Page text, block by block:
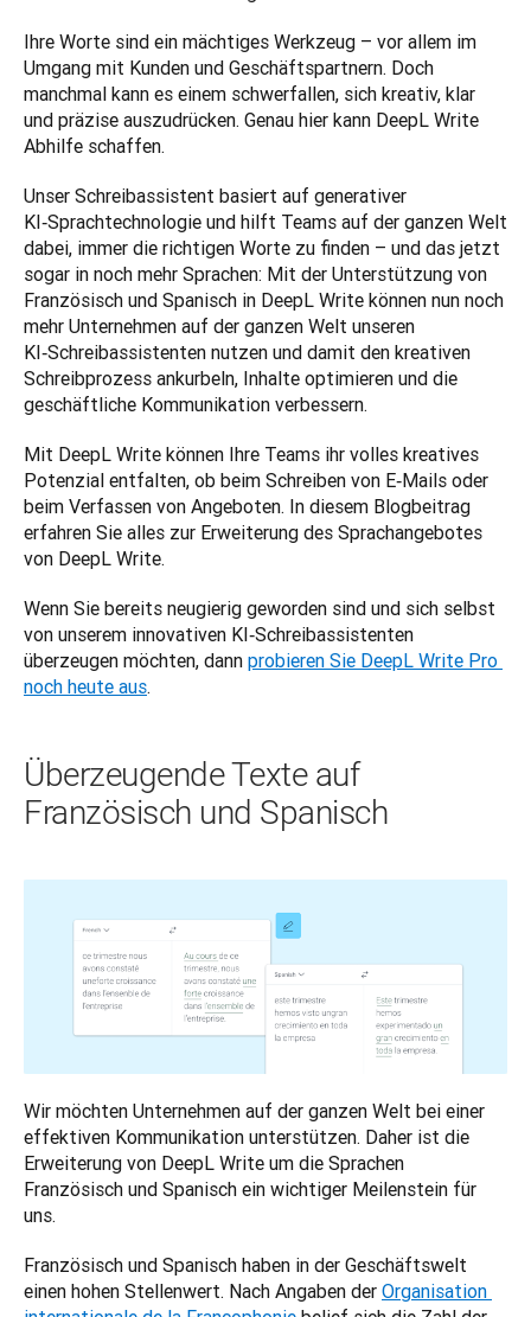
Ihre Worte sind ein mächtiges Werkzeug – vor allem im
Umgang mit Kunden und Geschäftspartnern. Doch
manchmal kann es einem schwerfallen, sich kreativ, klar
und präzise auszudrücken. Genau hier kann DeepL Write
Abhilfe schaffen.
Unser Schreibassistent basiert auf generativer
KI‑Sprachtechnologie und hilft Teams auf der ganzen Welt
dabei, immer die richtigen Worte zu finden – und das jetzt
sogar in noch mehr Sprachen: Mit der Unterstützung von
Französisch und Spanisch in DeepL Write können nun noch
mehr Unternehmen auf der ganzen Welt unseren
KI‑Schreibassistenten nutzen und damit den kreativen
Schreibprozess ankurbeln, Inhalte optimieren und die
geschäftliche Kommunikation verbessern.
Mit DeepL Write können Ihre Teams ihr volles kreatives
Potenzial entfalten, ob beim Schreiben von E‑Mails oder
beim Verfassen von Angeboten. In diesem Blogbeitrag
erfahren Sie alles zur Erweiterung des Sprachangebotes
von DeepL Write.
Wenn Sie bereits neugierig geworden sind und sich selbst
von unserem innovativen KI‑Schreibassistenten
überzeugen möchten, dann probieren Sie DeepL Write Pro
noch heute aus.
Überzeugende Texte auf
Französisch und Spanisch
Wir möchten Unternehmen auf der ganzen Welt bei einer
effektiven Kommunikation unterstützen. Daher ist die
Erweiterung von DeepL Write um die Sprachen
Französisch und Spanisch ein wichtiger Meilenstein für
uns.
Französisch und Spanisch haben in der Geschäftswelt
einen hohen Stellenwert. Nach Angaben der Organisation